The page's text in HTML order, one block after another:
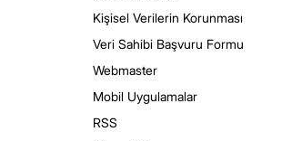
Kişisel Verilerin Korunması
Veri Sahibi Başvuru Formu
Webmaster
Mobil Uygulamalar
RSS